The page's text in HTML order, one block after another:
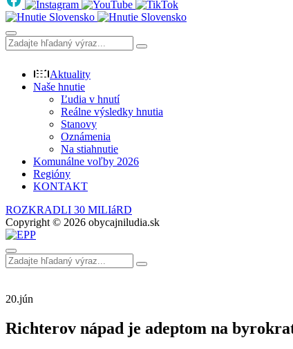
Aktuality
Naše hnutie
Ľudia v hnutí
Reálne výsledky hnutia
Stanovy
Oznámenia
Na stiahnutie
Komunálne voľby 2026
Regióny
KONTAKT
ROZKRADLI 30 MILIáRD
Copyright © 2026 obycajniludia.sk
20.jún
Richterov nápad je adeptom na